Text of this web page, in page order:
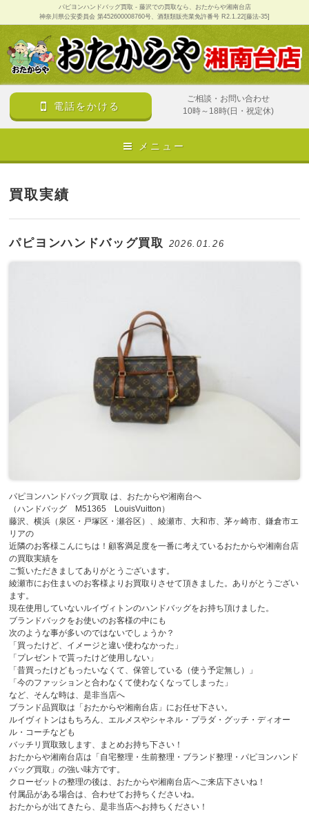
パピヨンハンドバッグ買取 - 藤沢での買取なら、おたからや湘南台店
神奈川県公安委員会 第452600008760号、酒類類販売業免許番号 R2.1.22[藤法-35]
電話をかける
ご相談・お問い合わせ
10時～18時(日・祝定休)
メニュー
買取実績
パピヨンハンドバッグ買取 2026.01.26
パピヨンハンドバッグ買取 は、おたからや湘南台へ
（ハンドバッグ M51365 LouisVuitton）
藤沢、横浜（泉区・戸塚区・瀬谷区）、綾瀬市、大和市、茅ヶ崎市、鎌倉市エ
リアの
近隣のお客様こんにちは！顧客満足度を一番に考えているおたからや湘南台店
の買取実績を
ご覧いただきましてありがとうございます。
綾瀬市にお住まいのお客様よりお買取りさせて頂きました。ありがとうござい
ます。
現在使用していないルイヴィトンのハンドバッグをお持ち頂けました。
ブランドバックをお使いのお客様の中にも
次のような事が多いのではないでしょうか？
「買ったけど、イメージと違い使わなかった」
「プレゼントで貰ったけど使用しない」
「昔買ったけどもったいなくて、保管している（使う予定無し）」
「今のファッションと合わなくて使わなくなってしまった」
など、そんな時は、是非当店へ
ブランド品買取は「おたからや湘南台店」にお任せ下さい。
ルイヴィトンはもちろん、エルメスやシャネル・プラダ・グッチ・ディオー
ル・コーチなども
バッチリ買取致します、まとめお持ち下さい！
おたからや湘南台店は「自宅整理・生前整理・ブランド整理・パピヨンハンド
バッグ買取」の強い味方です。
クローゼットの整理の後は、おたからや湘南台店へご来店下さいね！
付属品がある場合は、合わせてお持ちくださいね。
おたからが出てきたら、是非当店へお持ちください！